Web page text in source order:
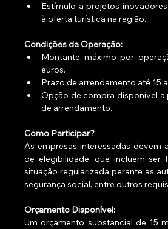
Estímulo a projetos
à oferta turística na região.
Condições da Operação:
Montante máximo por
euros.
Prazo de arrendamento até 15
Opção de compra disponível
de arrendamento.
Como Participar?
As empresas interessadas devem
de elegibilidade, que incluem ser
situação regularizada perante as
segurança social, entre outros
Orçamento Disponível:
Um orçamento substancial de 15